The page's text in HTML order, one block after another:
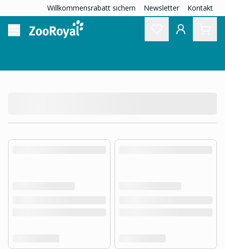
Willkommensrabatt sichern Newsletter Kontakt